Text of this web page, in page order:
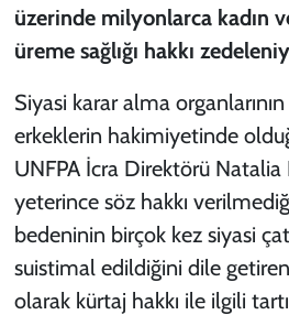
üzerinde milyonlarca kadın
üreme sağlığı hakkı
Siyasi karar alma
erkeklerin hakimiyetinde
UNFPA İcra Direktörü Natalia
yeterince söz hakkı
bedeninin birçok kez siyasi
suistimal edildiğini dile
olarak kürtaj hakkı ile ilgili